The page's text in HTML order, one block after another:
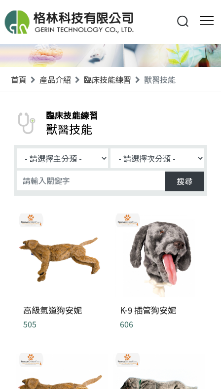
首頁 產品介紹 臨床技能練習 獸醫技能
臨床技能練習
獸醫技能
搜尋
高級氣道狗安妮
505
K-9 插管狗安妮
606